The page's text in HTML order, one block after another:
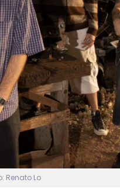
Renato Lo